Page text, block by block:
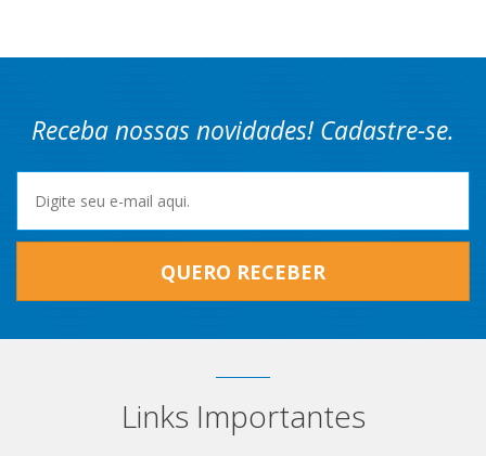
Receba nossas novidades! Cadastre-se.
QUERO RECEBER
Links Importantes